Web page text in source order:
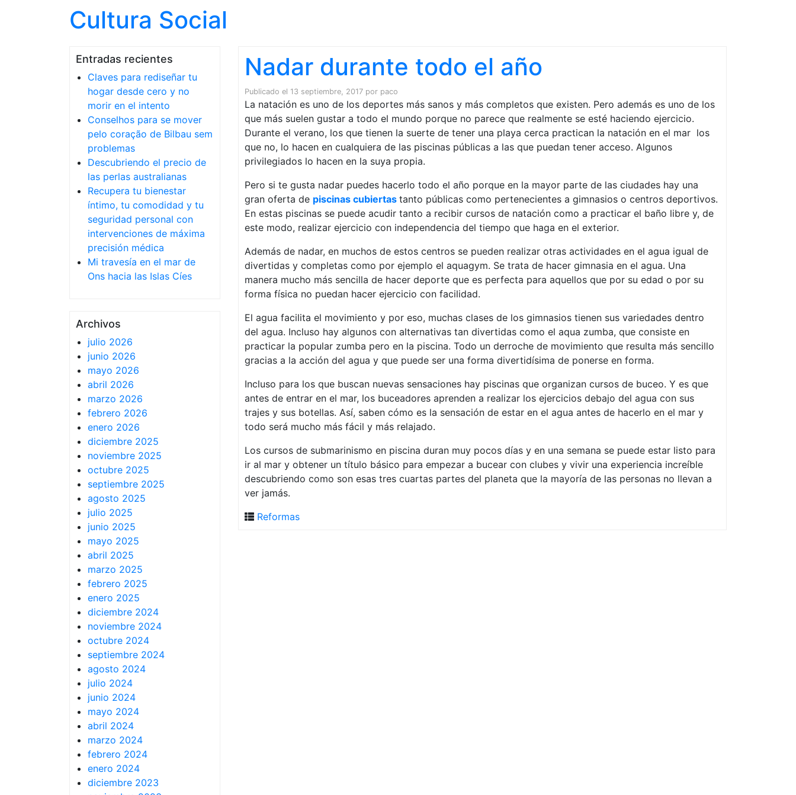
Cultura Social
Entradas recientes
Claves para rediseñar tu
hogar desde cero y no
morir en el intento
Conselhos para se mover
pelo coração de Bilbau sem
problemas
Descubriendo el precio de
las perlas australianas
Recupera tu bienestar
íntimo, tu comodidad y tu
seguridad personal con
intervenciones de máxima
precisión médica
Mi travesía en el mar de
Ons hacia las Islas Cíes
Archivos
julio 2026
junio 2026
mayo 2026
abril 2026
marzo 2026
febrero 2026
enero 2026
diciembre 2025
noviembre 2025
octubre 2025
septiembre 2025
agosto 2025
julio 2025
junio 2025
mayo 2025
abril 2025
marzo 2025
febrero 2025
enero 2025
diciembre 2024
noviembre 2024
octubre 2024
septiembre 2024
agosto 2024
julio 2024
junio 2024
mayo 2024
abril 2024
marzo 2024
febrero 2024
enero 2024
diciembre 2023
Nadar durante todo el año
Publicado el 13 septiembre, 2017 por paco
La natación es uno de los deportes más sanos y más completos que existen. Pero además es uno de los
que más suelen gustar a todo el mundo porque no parece que realmente se esté haciendo ejercicio.
Durante el verano, los que tienen la suerte de tener una playa cerca practican la natación en el mar los
que no, lo hacen en cualquiera de las piscinas públicas a las que puedan tener acceso. Algunos
privilegiados lo hacen en la suya propia.
Pero si te gusta nadar puedes hacerlo todo el año porque en la mayor parte de las ciudades hay una
gran oferta de piscinas cubiertas tanto públicas como pertenecientes a gimnasios o centros deportivos.
En estas piscinas se puede acudir tanto a recibir cursos de natación como a practicar el baño libre y, de
este modo, realizar ejercicio con independencia del tiempo que haga en el exterior.
Además de nadar, en muchos de estos centros se pueden realizar otras actividades en el agua igual de
divertidas y completas como por ejemplo el aquagym. Se trata de hacer gimnasia en el agua. Una
manera mucho más sencilla de hacer deporte que es perfecta para aquellos que por su edad o por su
forma física no puedan hacer ejercicio con facilidad.
El agua facilita el movimiento y por eso, muchas clases de los gimnasios tienen sus variedades dentro
del agua. Incluso hay algunos con alternativas tan divertidas como el aqua zumba, que consiste en
practicar la popular zumba pero en la piscina. Todo un derroche de movimiento que resulta más sencillo
gracias a la acción del agua y que puede ser una forma divertidísima de ponerse en forma.
Incluso para los que buscan nuevas sensaciones hay piscinas que organizan cursos de buceo. Y es que
antes de entrar en el mar, los buceadores aprenden a realizar los ejercicios debajo del agua con sus
trajes y sus botellas. Así, saben cómo es la sensación de estar en el agua antes de hacerlo en el mar y
todo será mucho más fácil y más relajado.
Los cursos de submarinismo en piscina duran muy pocos días y en una semana se puede estar listo para
ir al mar y obtener un título básico para empezar a bucear con clubes y vivir una experiencia increíble
descubriendo como son esas tres cuartas partes del planeta que la mayoría de las personas no llevan a
ver jamás.
Reformas